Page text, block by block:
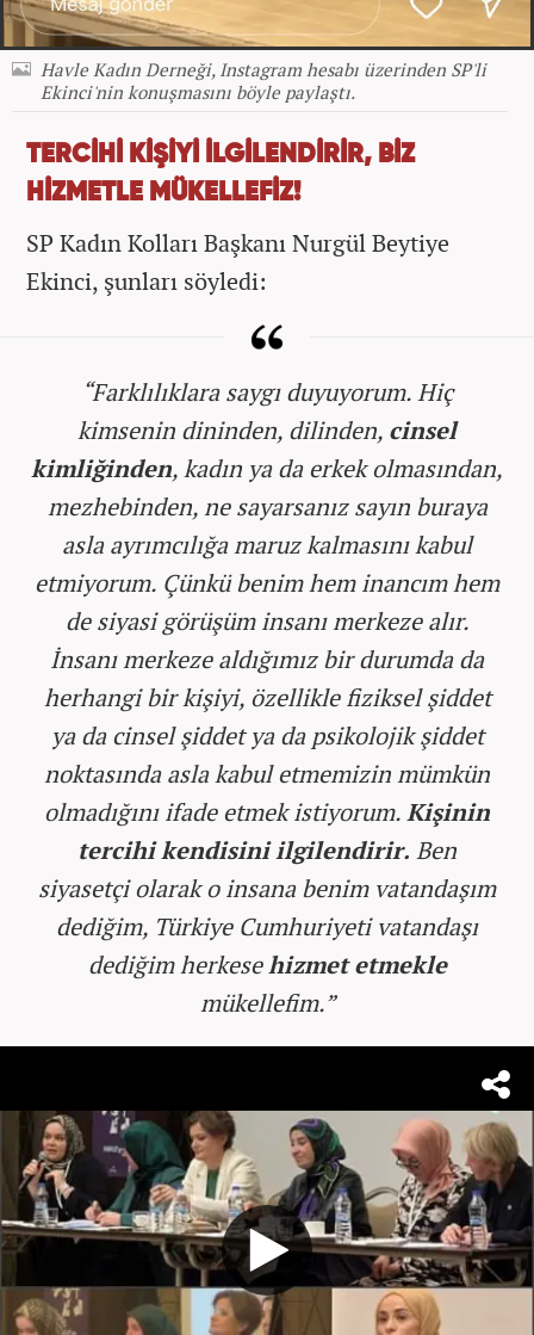
Havle Kadın Derneği, Instagram hesabı üzerinden SP'li
Ekinci'nin konuşmasını böyle paylaştı.
TERCİHİ KİŞİYİ İLGİLENDİRİR, BİZ
HİZMETLE MÜKELLEFİZ!
SP Kadın Kolları Başkanı Nurgül Beytiye
Ekinci, şunları söyledi:
“Farklılıklara saygı duyuyorum. Hiç
kimsenin dininden, dilinden, cinsel
kimliğinden, kadın ya da erkek olmasından,
mezhebinden,ne sayarsanız sayın buraya
asla ayrımcılığa maruz kalmasını kabul
etmiyorum. Çünkü benim hem inancım hem
de siyasi görüşüm insanı merkeze alır.
İnsanı merkeze aldığımız bir durumda da
herhangi bir kişiyi, özellikle fiziksel şiddet
ya da cinsel şiddet ya da psikolojik şiddet
noktasında asla kabul etmemizin mümkün
olmadığını ifade etmek istiyorum.Kişinin
tercihi kendisini ilgilendirir. Ben
siyasetçi olarak o insana benim vatandaşım
dediğim, Türkiye Cumhuriyeti vatandaşı
dediğim herkesehizmet etmekle
mükellefim.”